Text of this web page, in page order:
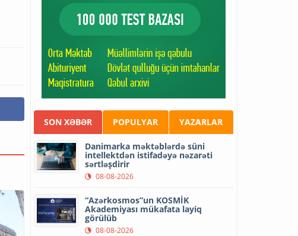
SON XƏBƏR POPULYAR YAZARLAR
Danimarka məktəblərdə süni
intellektdən istifadəyə nəzarəti
sərtləşdirir
08-08-2026
“Azərkosmos”un KOSMİK
Akademiyası mükafata layiq
görülüb
08-08-2026